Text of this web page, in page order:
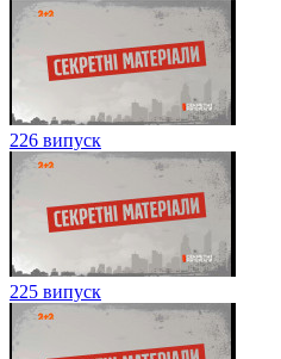
226 випуск
225 випуск